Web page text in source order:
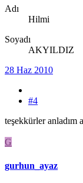
Adı
Hilmi
Soyadı
AKYILDIZ
28 Haz 2010
#4
teşekkürler anladım
G
gurhun_ayaz